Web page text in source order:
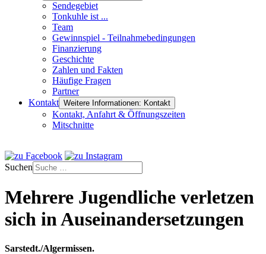
Sendegebiet
Tonkuhle ist ...
Team
Gewinnspiel - Teilnahmebedingungen
Finanzierung
Geschichte
Zahlen und Fakten
Häufige Fragen
Partner
Kontakt Weitere Informationen: Kontakt
Kontakt, Anfahrt & Öffnungszeiten
Mitschnitte
Suchen
Mehrere Jugendliche verletzen
sich in Auseinandersetzungen
Sarstedt./Algermissen.